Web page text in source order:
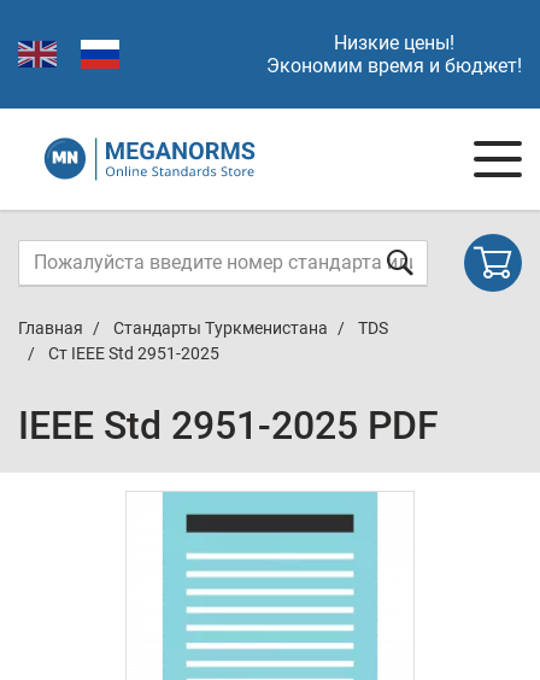
Низкие цены!
Экономим время и бюджет!
Главная Стандарты Туркменистана
TDS
Ст IEEE Std 2951-2025
IEEE Std 2951-2025 PDF